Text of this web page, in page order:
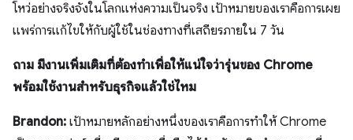
โหว่อย่างจริงจังในโลกแห่งความเป็นจริง เป้าหมายของเราคือการเผย
แพร่การแก้ไขให้กับผู้ใช้ในช่องทางที่เสถียรภายใน 7 วัน
ถาม มีงานเพิ่มเติมที่ต้องทำเพื่อให้แน่ใจว่ารุ่นของ Chrome
พร้อมใช้งานสำหรับธุรกิจแล้วใช่ไหม
Brandon: เป้าหมายหลักอย่างหนึ่งของเราคือการทำให้ Chrome